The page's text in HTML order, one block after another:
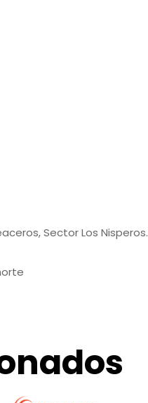
Sector Los Nisperos.